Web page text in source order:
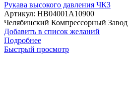
Рукава высокого давления ЧКЗ
Артикул: HB04001A10900
Челябинский Компрессорный Завод
Добавить в список желаний
Подробнее
Быстрый просмотр